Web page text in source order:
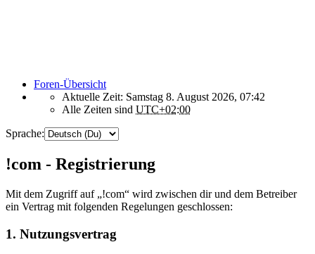
Foren-Übersicht
Aktuelle Zeit: Samstag 8. August 2026, 07:42
Alle Zeiten sind UTC+02:00
Sprache:
!com - Registrierung
Mit dem Zugriff auf „!com“ wird zwischen dir und dem Betreiber
ein Vertrag mit folgenden Regelungen geschlossen:
1. Nutzungsvertrag